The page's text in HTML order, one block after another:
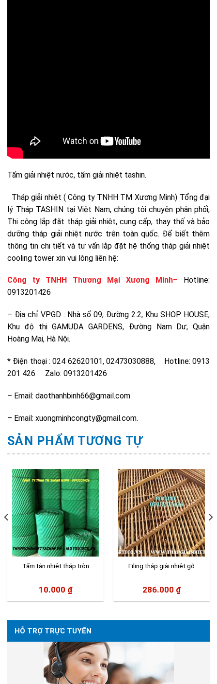
HỖ TRỢ TRỰC TUYẾN
Tấm giải nhiệt nước, tấm giải nhiệt tashin.
Tháp giải nhiệt ( Công ty TNHH TM Xương Minh) Tổng đại
lý Tháp TASHIN tại Việt Nam, chúng tôi chuyên phân phối,
Thi công lắp đặt tháp giải nhiệt, cung cấp, thay thế và bảo
dưỡng tháp giải nhiệt nước trên toàn quốc. Để biết thêm
thông tin chi tiết và tư vấn lắp đặt hệ thống tháp giải nhiệt
cooling tower xin vui lòng liên hệ:
Công ty TNHH Thương Mại Xương Minh– Hotline:
0913201426
– Địa chỉ VPGD : Nhà số 09, Đường 2.2, Khu SHOP HOUSE,
Khu độ thị GAMUDA GARDENS, Đường Nam Dư, Quận
Hoàng Mai, Hà Nội.
* Điện thoại : 024 62620101, 02473030888, Hotline: 0913
201 426 Zalo: 0913201426
– Email: daothanhbinh66@gmail.com
– Email: xuongminhcongty@gmail.com.
SẢN PHẨM TƯƠNG TỰ
Tấm tản nhiệt tháp tròn
10.000 ₫
Filing tháp giải nhiệt gỗ
286.000 ₫